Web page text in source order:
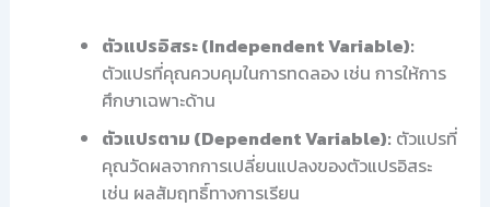
ตัวแปรอิสระ (Independent Variable):
ตัวแปรที่คุณควบคุมในการทดลอง เช่น การให้การ
ศึกษาเฉพาะด้าน
ตัวแปรตาม (Dependent Variable): ตัวแปรที่
คุณวัดผลจากการเปลี่ยนแปลงของตัวแปรอิสระ
เช่น ผลสัมฤทธิ์ทางการเรียน